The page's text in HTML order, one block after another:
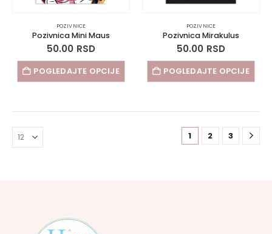
POZIVNICE
Pozivnica Mini Maus
50.00 RSD
POGLEDAJTE OPCIJE
POZIVNICE
Pozivnica Mirakulus
50.00 RSD
POGLEDAJTE OPCIJE
1 2 3